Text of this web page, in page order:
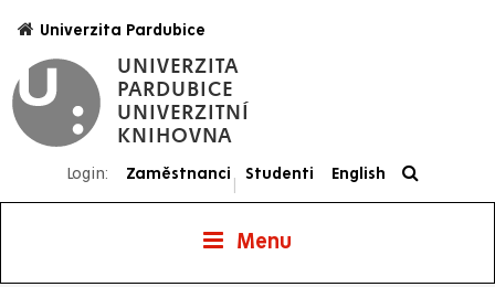
hlavnímu
obsahu
UNIVERZITA
PARDUBICE
UNIVERZITNÍ
KNIHOVNA
Univerzita Pardubice
Login: Zaměstnanci
|
Studenti English
Menu